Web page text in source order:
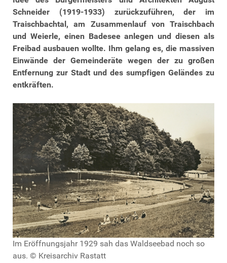
Schneider (1919-1933) zurückzuführen, der im
Traischbachtal, am Zusammenlauf von Traischbach
und Weierle, einen Badesee anlegen und diesen als
Freibad ausbauen wollte. Ihm gelang es, die massiven
Einwände der Gemeinderäte wegen der zu großen
Entfernung zur Stadt und des sumpfigen Geländes zu
entkräften.
Im Eröffnungsjahr 1929 sah das Waldseebad noch so
aus. © Kreisarchiv Rastatt